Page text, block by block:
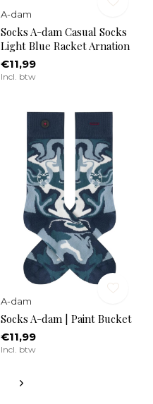
A-dam
Socks A-dam Casual Socks
Light Blue Racket Arnation
€11,99
Incl. btw
A-dam
Socks A-dam | Paint Bucket
€11,99
Incl. btw